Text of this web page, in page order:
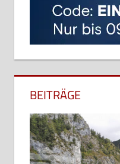
auch Trambahn
Österreich)
kurz die
respektive das
Weiterlesen